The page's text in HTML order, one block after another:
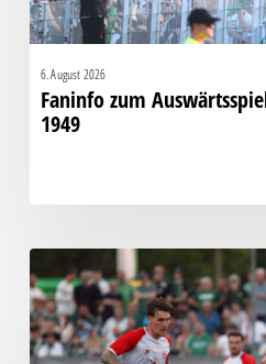
6. August 2026
Faninfo zum
1949
Bittere
Pleite:
Chemie
kassiert